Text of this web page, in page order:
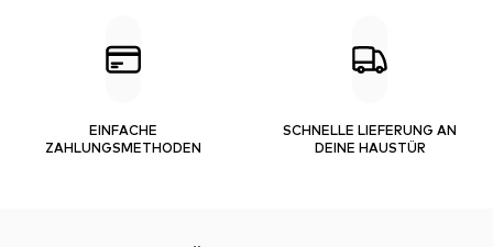
EINFACHE
ZAHLUNGSMETHODEN
SCHNELLE LIEFERUNG AN
DEINE HAUSTÜR